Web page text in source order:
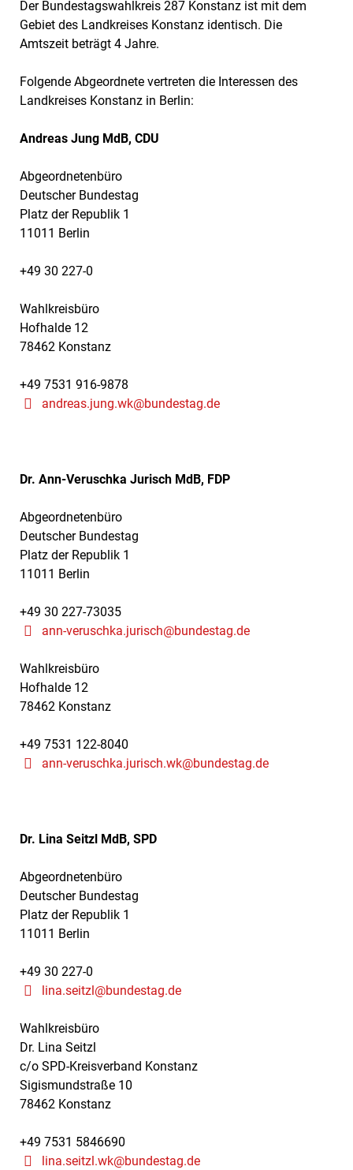
Der Bundestagswahlkreis 287 Konstanz ist mit dem
Gebiet des Landkreises Konstanz identisch. Die
Amtszeit beträgt 4 Jahre.
Folgende Abgeordnete vertreten die Interessen des
Landkreises Konstanz in Berlin:
Andreas Jung MdB, CDU
Abgeordnetenbüro
Deutscher Bundestag
Platz der Republik 1
11011 Berlin
+49 30 227-0
Wahlkreisbüro
Hofhalde 12
78462 Konstanz
+49 7531 916-9878
andreas.jung.wk@bundestag.de
Dr. Ann-Veruschka Jurisch MdB, FDP
Abgeordnetenbüro
Deutscher Bundestag
Platz der Republik 1
11011 Berlin
+49 30 227-73035
ann-veruschka.jurisch@bundestag.de
Wahlkreisbüro
Hofhalde 12
78462 Konstanz
+49 7531 122-8040
ann-veruschka.jurisch.wk@bundestag.de
Dr. Lina Seitzl MdB, SPD
Abgeordnetenbüro
Deutscher Bundestag
Platz der Republik 1
11011 Berlin
+49 30 227-0
lina.seitzl@bundestag.de
Wahlkreisbüro
Dr. Lina Seitzl
c/o SPD-Kreisverband Konstanz
Sigismundstraße 10
78462 Konstanz
+49 7531 5846690
lina.seitzl.wk@bundestag.de